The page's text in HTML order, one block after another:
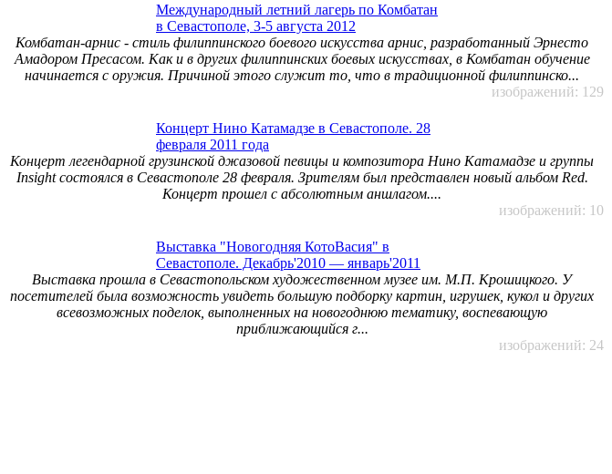
Международный летний лагерь по Комбатан
в Севастополе, 3-5 августа 2012
Комбатан-арнис - стиль филиппинского боевого искусства арнис, разработанный Эрнесто
Амадором Пресасом. Как и в других филиппинских боевых искусствах, в Комбатан обучение
начинается с оружия. Причиной этого служит то, что в традиционной филиппинско...
изображений: 129
Концерт Нино Катамадзе в Севастополе. 28
февраля 2011 года
Концерт легендарной грузинской джазовой певицы и композитора Нино Катамадзе и группы
Insight состоялся в Севастополе 28 февраля. Зрителям был представлен новый альбом Red.
Концерт прошел с абсолютным аншлагом....
изображений: 10
Выставка "Новогодняя КотоВасия" в
Севастополе. Декабрь'2010 — январь'2011
Выставка прошла в Севастопольском художественном музее им. М.П. Крошицкого. У
посетителей была возможность увидеть большую подборку картин, игрушек, кукол и других
всевозможных поделок, выполненных на новогоднюю тематику, воспевающую
приближающийся г...
изображений: 24